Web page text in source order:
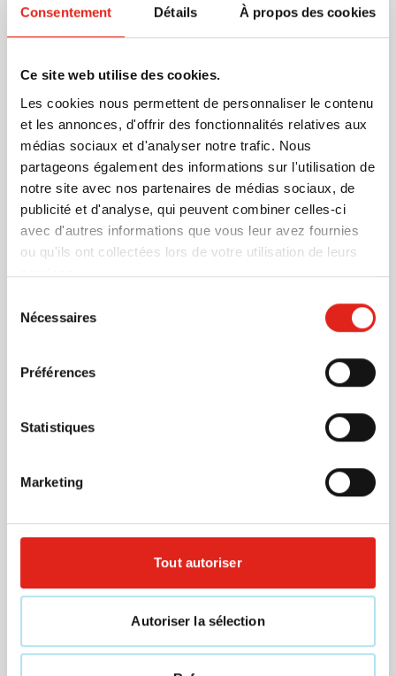
Consentement Détails À propos des cookies
Ce site web utilise des cookies.
Les cookies nous permettent de personnaliser le contenu
et les annonces, d'offrir des fonctionnalités relatives aux
médias sociaux et d'analyser notre trafic. Nous
partageons également des informations sur l'utilisation de
notre site avec nos partenaires de médias sociaux, de
publicité et d'analyse, qui peuvent combiner celles-ci
avec d'autres informations que vous leur avez fournies
ou qu'ils ont collectées lors de votre utilisation de leurs
services.
Nécessaires
Préférences
Statistiques
Marketing
Tout autoriser
Autoriser la sélection
degrés. De plus, cette bouteille convient aux boissons
gazeuses. Idéale pour votre publicité pétillante !
Plus d'information
Numéro d'article
116 gramme(s)
Capacité
600 ml
Matière
PP, rPET
Dimensions
0 cm x 0 cm x 24 cm (l x l
x h)
D'autres clients ont aussi choisi
Marquage à partir de 1 unités
Gourde Nouvel rPET 600 ml